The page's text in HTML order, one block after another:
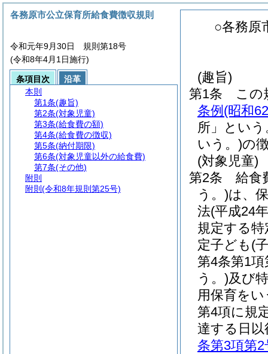
○各務原
(趣旨)
第1条
この
条例 (昭和
所」という
いう。)の
(対象児童)
第2条
給食
う。)は、
法(平成24
規定する
定子ども (
第4条第1
う。)及び
用保育をい
第4項に規
達する日
条第3項第2
各務原市公立保育所給食費徴収規則
令和元年9月30日 規則第18号
(令和8年4月1日施行)
条項目次
沿革
本則
第1条(趣旨)
第2条(対象児童)
第3条(給食費の額)
第4条(給食費の徴収)
第5条(納付期限)
第6条(対象児童以外の給食費)
第7条(その他)
附則
附則 (令和8年規則第25号)